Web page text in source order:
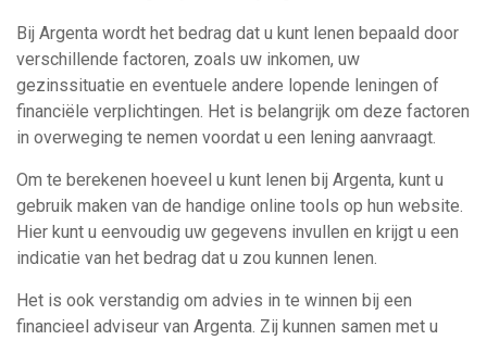
Bij Argenta wordt het bedrag dat u kunt lenen bepaald door
verschillende factoren, zoals uw inkomen, uw
gezinssituatie en eventuele andere lopende leningen of
financiële verplichtingen. Het is belangrijk om deze factoren
in overweging te nemen voordat u een lening aanvraagt.
Om te berekenen hoeveel u kunt lenen bij Argenta, kunt u
gebruik maken van de handige online tools op hun website.
Hier kunt u eenvoudig uw gegevens invullen en krijgt u een
indicatie van het bedrag dat u zou kunnen lenen.
Het is ook verstandig om advies in te winnen bij een
financieel adviseur van Argenta. Zij kunnen samen met u